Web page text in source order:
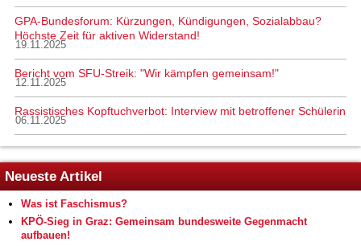
GPA-Bundesforum: Kürzungen, Kündigungen, Sozialabbau?
Höchste Zeit für aktiven Widerstand!
19.11.2025
Bericht vom SFU-Streik: "Wir kämpfen gemeinsam!"
12.11.2025
Rassistisches Kopftuchverbot: Interview mit betroffener Schülerin
06.11.2025
Neueste Artikel
Was ist Faschismus?
KPÖ-Sieg in Graz: Gemeinsam bundesweite Gegenmacht
aufbauen!